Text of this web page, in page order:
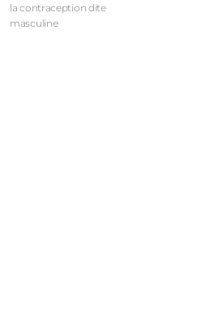
la contraception dite
masculine